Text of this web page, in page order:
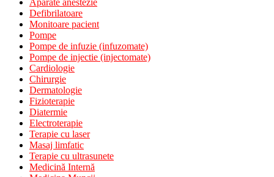
Defibrilatoare
Monitoare pacient
Pompe
Pompe de infuzie (infuzomate)
Pompe de injectie (injectomate)
Cardiologie
Chirurgie
Dermatologie
Fizioterapie
Diatermie
Electroterapie
Terapie cu laser
Masaj limfatic
Terapie cu ultrasunete
Medicină Internă